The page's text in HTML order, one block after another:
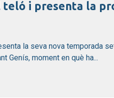
teló i presenta la
la seva nova temporada
Genís, moment en què ha...